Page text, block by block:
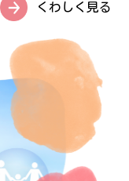
くわしく見る